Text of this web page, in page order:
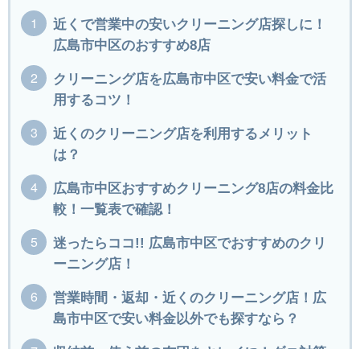
近くで営業中の安いクリーニング店探しに！
広島市中区のおすすめ8店
クリーニング店を広島市中区で安い料金で活
用するコツ！
近くのクリーニング店を利用するメリット
は？
広島市中区おすすめクリーニング8店の料金比
較！一覧表で確認！
迷ったらココ!! 広島市中区でおすすめのクリ
ーニング店！
営業時間・返却・近くのクリーニング店！広
島市中区で安い料金以外でも探すなら？